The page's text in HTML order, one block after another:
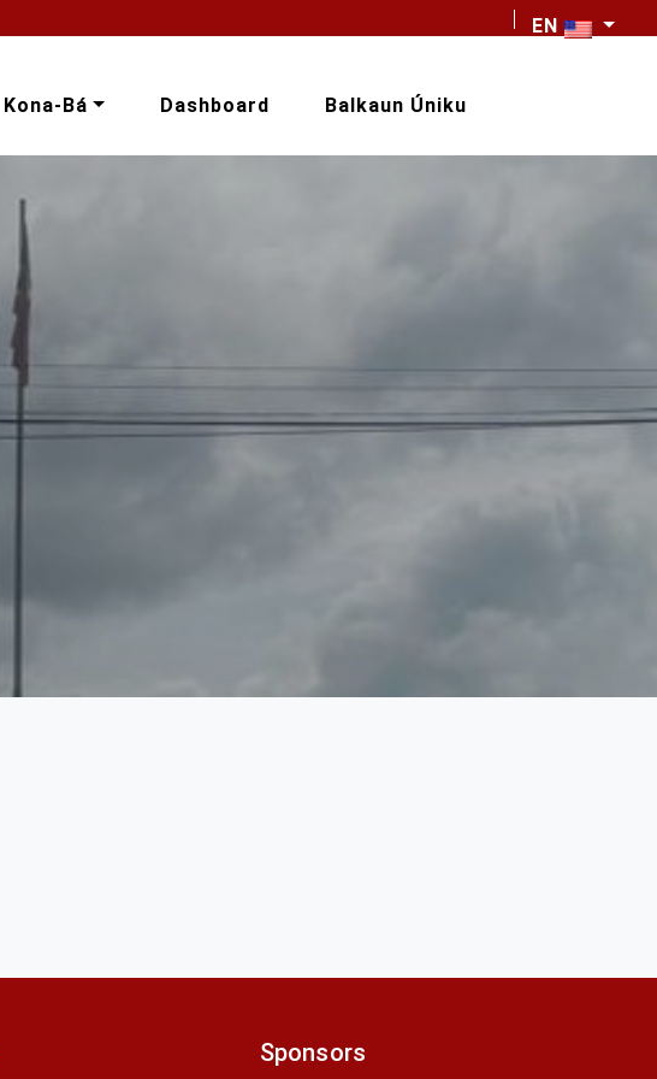
EN
Kona-Bá Dashboard Balkaun Úniku
Sponsors